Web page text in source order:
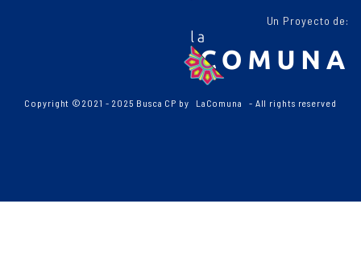
Un Proyecto de:
Copyright ©2021 - 2025 Busca CP by LaComuna - All rights reserved